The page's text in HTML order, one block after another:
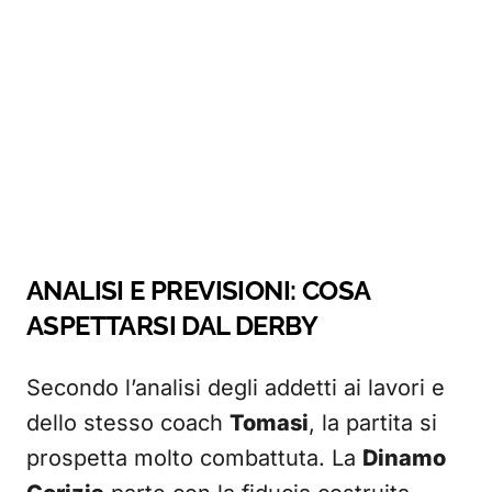
ANALISI E PREVISIONI: COSA
ASPETTARSI DAL DERBY
Secondo l’analisi degli addetti ai lavori e
dello stesso coach Tomasi, la partita si
prospetta molto combattuta. La Dinamo